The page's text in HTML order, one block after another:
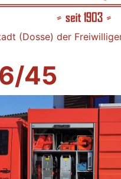
(Dosse) der
45